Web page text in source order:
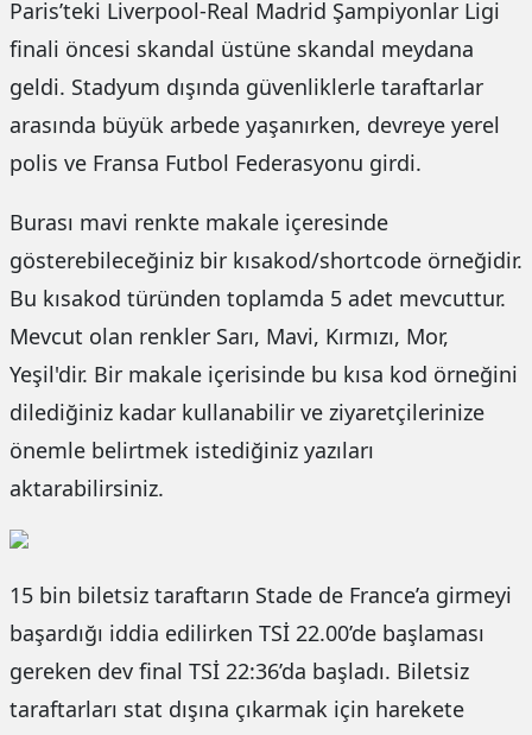
Paris’teki Liverpool-Real Madrid Şampiyonlar Ligi
finali öncesi skandal üstüne skandal meydana
geldi. Stadyum dışında güvenliklerle taraftarlar
arasında büyük arbede yaşanırken, devreye yerel
polis ve Fransa Futbol Federasyonu girdi.
Burası mavi renkte makale içeresinde
gösterebileceğiniz bir kısakod/shortcode örneğidir.
Bu kısakod türünden toplamda 5 adet mevcuttur.
Mevcut olan renkler Sarı, Mavi, Kırmızı, Mor,
Yeşil'dir. Bir makale içerisinde bu kısa kod örneğini
dilediğiniz kadar kullanabilir ve ziyaretçilerinize
önemle belirtmek istediğiniz yazıları
aktarabilirsiniz.
15 bin biletsiz taraftarın Stade de France’a girmeyi
başardığı iddia edilirken TSİ 22.00’de başlaması
gereken dev final TSİ 22:36’da başladı. Biletsiz
taraftarları stat dışına çıkarmak için harekete